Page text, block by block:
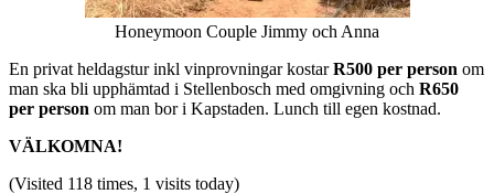
Honeymoon Couple Jimmy och Anna
En privat heldagstur inkl vinprovningar kostarR500 per person om
man ska bli upphämtad i Stellenbosch med omgivning och R650
per person om man bor i Kapstaden. Lunch till egen kostnad.
VÄLKOMNA!
(Visited 118 times, 1 visits today)